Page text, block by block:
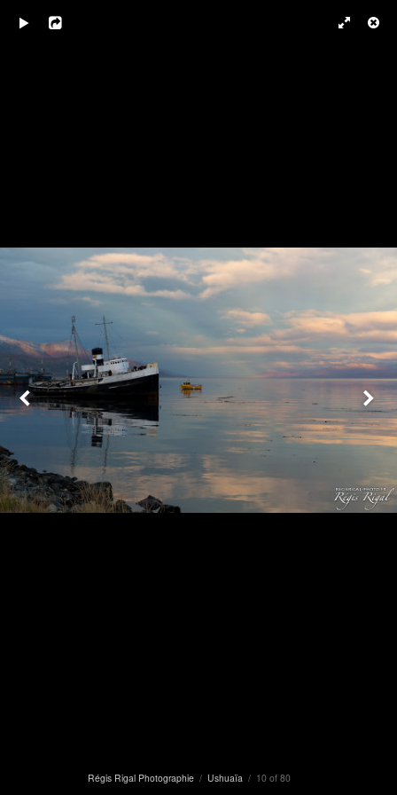
Régis Rigal Photographie / Ushuaïa / 10 of 80